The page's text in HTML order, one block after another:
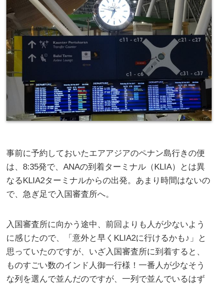
事前に予約しておいたエアアジアのペナン島行きの便
は、8:35発で、ANAの到着ターミナル（KLIA）とは異
なるKLIA2ターミナルからの出発。あまり時間はないの
で、急ぎ足で入国審査所へ。
入国審査所に向かう途中、前回よりも人が少ないよう
に感じたので、「意外と早くKLIA2に行けるかも♪」と
思っていたのですが、いざ入国審査所に到着すると、
ものすごい数のインド人御一行様！一番人が少なそう
な列を選んで並んだのですが、一列で並んでいるはず